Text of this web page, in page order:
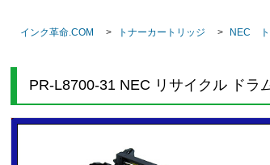
インク革命.COM トナーカートリッジ NEC ト
PR-L8700-31 NEC リサイクル ドラ